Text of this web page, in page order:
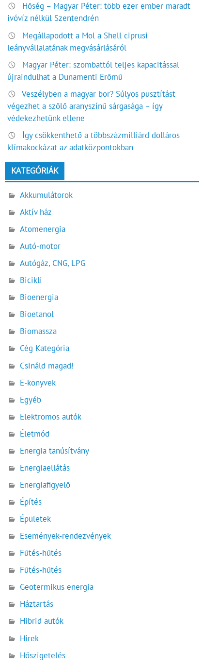
Hőség – Magyar Péter: több ezer ember maradt
ivóvíz nélkül Szentendrén
Megállapodott a Mol a Shell ciprusi
leányvállalatának megvásárlásáról
Magyar Péter: szombattól teljes kapacitással
újraindulhat a Dunamenti Erőmű
Veszélyben a magyar bor? Súlyos pusztítást
végezhet a szőlő aranyszínű sárgasága – így
védekezhetünk ellene
Így csökkenthető a többszázmilliárd dolláros
klímakockázat az adatközpontokban
KATEGÓRIÁK
Akkumulátorok
Aktív ház
Atomenergia
Autó-motor
Autógáz, CNG, LPG
Bicikli
Bioenergia
Bioetanol
Biomassza
Cég Kategória
Csináld magad!
E-könyvek
Egyéb
Elektromos autók
Életmód
Energia tanúsítvány
Energiaellátás
Energiafigyelő
Építés
Épületek
Események-rendezvények
Fűtés-hűtés
Fűtés-hűtés
Geotermikus energia
Háztartás
Hibrid autók
Hírek
Hőszigetelés